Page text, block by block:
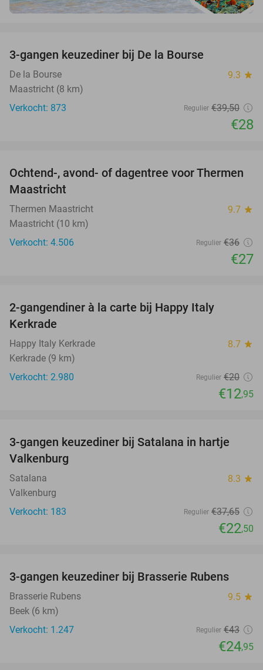
3-gangen keuzediner bij De la Bourse
De la Bourse 9.3 star
Maastricht (8 km)
Verkocht: 873
Regulier €39,50
€28
25%
Ochtend-, avond- of dagentree voor Thermen
Maastricht
Thermen Maastricht 9.7 star
Maastricht (10 km)
Verkocht: 4.506
Regulier €36
€27
2-gangendiner à la carte bij Happy Italy
Kerkrade
Happy Italy Kerkrade 8.7 star
Kerkrade (9 km)
Verkocht: 2.980
Regulier €20
€12,95
40%
3-gangen keuzediner bij Satalana in hartje
Valkenburg
Satalana 8.3 star
Valkenburg
Verkocht: 183
Regulier €37,65
€22,50
42%
3-gangen keuzediner bij Brasserie Rubens
Brasserie Rubens 9.5 star
Beek (6 km)
Verkocht: 1.247
Regulier €43
€24,95